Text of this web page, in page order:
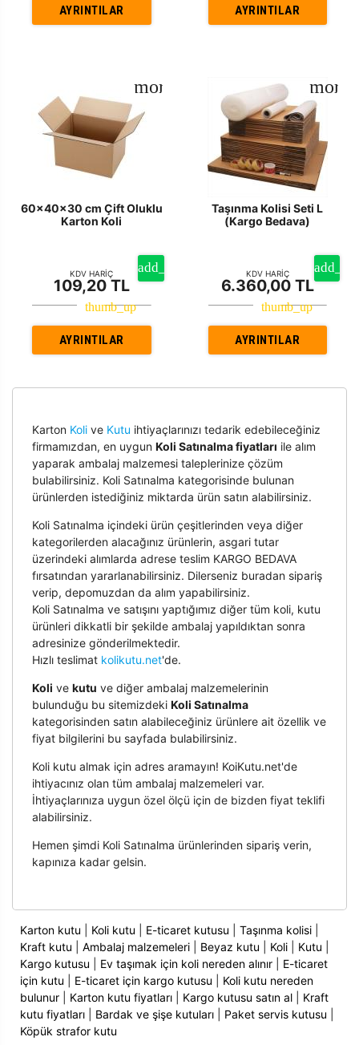
AYRINTILAR AYRINTILAR
60x40x30 cm Çift Oluklu
Karton Koli
KDV HARİÇ
109,20 TL
AYRINTILAR
Taşınma Kolisi Seti L
(Kargo Bedava)
KDV HARİÇ
6.360,00 TL
AYRINTILAR
Karton Kolive Kutu ihtiyaçlarınızı tedarik edebileceğiniz
firmamızdan, en uygun Koli Satınalma fiyatları ile alım
yaparak ambalaj malzemesi taleplerinize çözüm
bulabilirsiniz. Koli Satınalma kategorisinde bulunan
ürünlerden istediğiniz miktarda ürün satın alabilirsiniz.
Koli Satınalma içindeki ürün çeşitlerinden veya diğer
kategorilerden alacağınız ürünlerin, asgari tutar
üzerindeki alımlarda adrese teslim KARGO BEDAVA
fırsatından yararlanabilirsiniz. Dilerseniz buradan sipariş
verip, depomuzdan da alım yapabilirsiniz.
Koli Satınalma ve satışını yaptığımız diğer tüm koli, kutu
ürünleri dikkatli bir şekilde ambalaj yapıldıktan sonra
adresinize gönderilmektedir.
Hızlı teslimat kolikutu.net'de.
Koli ve kutu ve diğer ambalaj malzemelerinin
bulunduğu bu sitemizdeki Koli Satınalma
kategorisinden satın alabileceğiniz ürünlere ait özellik ve
fiyat bilgilerini bu sayfada bulabilirsiniz.
Koli kutu almak için adres aramayın! KoiKutu.net'de
ihtiyacınız olan tüm ambalaj malzemeleri var.
İhtiyaçlarınıza uygun özel ölçü için de bizden fiyat teklifi
alabilirsiniz.
Hemen şimdi Koli Satınalma ürünlerinden sipariş verin,
kapınıza kadar gelsin.
Karton kutu Koli kutu E-ticaret kutusu Taşınma kolisi|
Kraft kutu
Ambalaj malzemeleri| Beyaz kutu Koli| Kutu
Kargo kutusu
Ev taşımak için koli nereden alınır| E-ticaret
için kutu
E-ticaret için kargo kutusu
Koli kutu nereden
bulunur| Karton kutu fiyatları| Kargo kutusu satın al| Kraft
kutu fiyatları| Bardak ve şişe kutuları| Paket servis kutusu
Köpük strafor kutu